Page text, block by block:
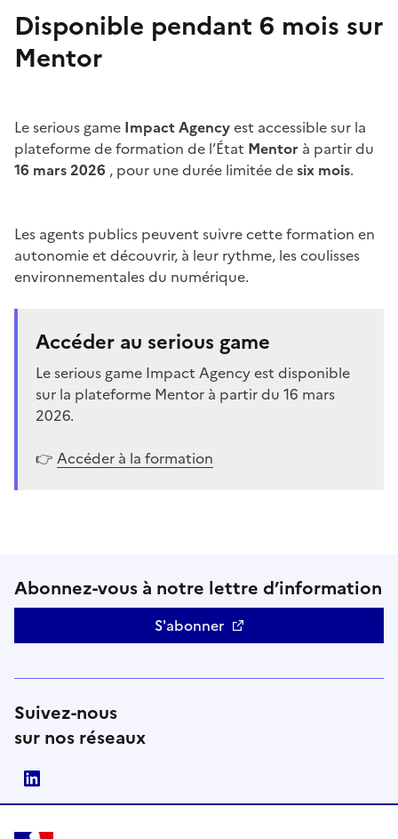
Disponible pendant 6 mois sur
Mentor
Le serious game Impact Agencyest accessible sur la
plateforme de formation de l’État Mentor à partir du
16 mars 2026 , pour une durée limitée desix mois.
Les agents publics peuvent suivre cette formation en
autonomie et découvrir, à leur rythme, les coulisses
environnementales du numérique.
Accéder au serious game
Le serious game Impact Agency est disponible
sur la plateforme Mentor à partir du 16 mars
2026.
👉 Accéder à la formation
Abonnez-vous à notre lettre d’information
S'abonner
Suivez-nous
sur nos réseaux